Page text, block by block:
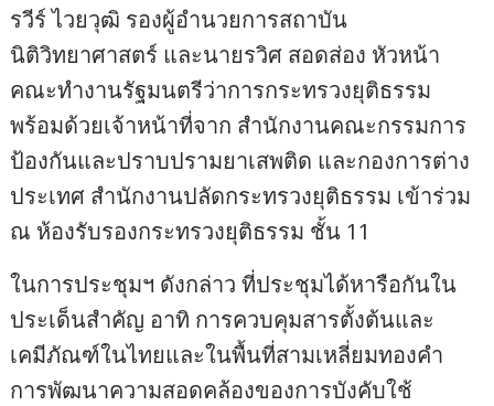
รวีร์ ไวยวุฒิ รองผู้อำนวยการสถาบัน
นิติวิทยาศาสตร์ และนายรวิศ สอดส่อง หัวหน้า
คณะทำงานรัฐมนตรีว่าการกระทรวงยุติธรรม
พร้อมด้วยเจ้าหน้าที่จาก สำนักงานคณะกรรมการ
ป้องกันและปราบปรามยาเสพติด และกองการต่าง
ประเทศ สำนักงานปลัดกระทรวงยุติธรรม เข้าร่วม
ณ ห้องรับรองกระทรวงยุติธรรม ชั้น 11
ในการประชุมฯ ดังกล่าว ที่ประชุมได้หารือกันใน
ประเด็นสำคัญ อาทิ การควบคุมสารตั้งต้นและ
เคมีภัณฑ์ในไทยและในพื้นที่สามเหลี่ยมทองคำ
การพัฒนาความสอดคล้องของการบังคับใช้